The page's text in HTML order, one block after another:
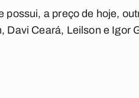
a preço de hoje,
Davi Ceará, Leilson e Igor